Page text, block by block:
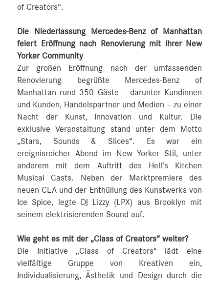
of Creators“.
Die Niederlassung Mercedes-Benz of Manhattan
feiert Eröffnung nach Renovierung mit ihrer New
Yorker Community
Zur großen Eröffnung nach der umfassenden
Renovierung begrüßte Mercedes-Benz of
Manhattan rund 350 Gäste – darunter Kundinnen
und Kunden, Handelspartner und Medien – zu einer
Nacht der Kunst, Innovation und Kultur. Die
exklusive Veranstaltung stand unter dem Motto
„Stars, Sounds & Slices“. Es war ein
ereignisreicher Abend im New Yorker Stil, unter
anderem mit dem Auftritt des Hell‘s Kitchen
Musical Casts. Neben der Marktpremiere des
neuen CLA und der Enthüllung des Kunstwerks von
Ice Spice, legte DJ Lizzy (LPX) aus Brooklyn mit
seinem elektrisierenden Sound auf.
Wie geht es mit der „Class of Creators“ weiter?
Die Initiative „Class of Creators“ lädt eine
vielfältige Gruppe von Kreativen ein,
Individualisierung, Ästhetik und Design durch die